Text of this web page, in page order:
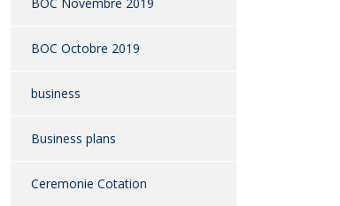
BOC Octobre 2019
business
Business plans
Ceremonie Cotation